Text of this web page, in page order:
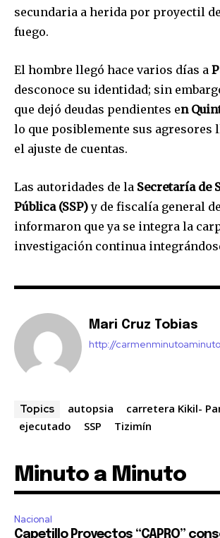
secundaria a herida por proyectil
fuego.
El hombre llegó hace varios días a
desconoce su identidad; sin
que dejó deudas pendientes en
lo que posiblemente sus agresores
el ajuste de cuentas.
Las autoridades de la Secretaría de
Pública (SSP)y de fiscalía general
informaron que ya se integra la
investigación continua
Mari Cruz Tobias
http://
Topics autopsia
carretera Kikil-
ejecutado
SSP Tizimín
Minuto a Minuto
Nacional
Capetillo Proyectos “CAPRO”